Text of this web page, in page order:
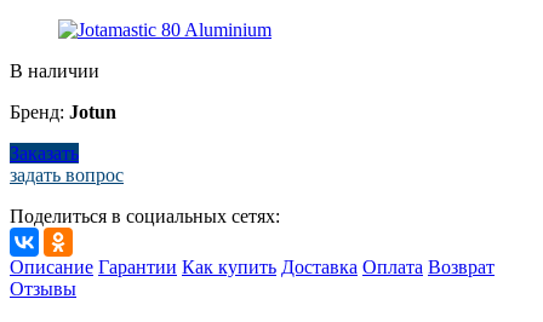
В наличии
Бренд: Jotun
Заказать
задать вопрос
Поделиться в социальных сетях:
Описание Гарантии Как купить Доставка Оплата Возврат
Отзывы